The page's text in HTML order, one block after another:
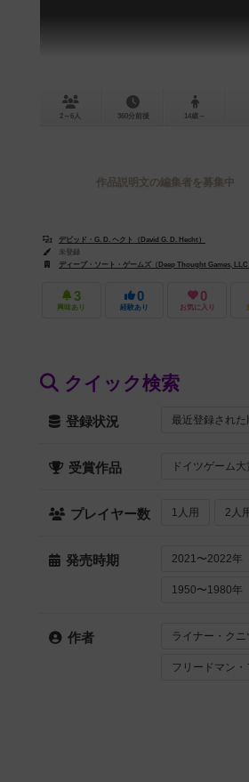
2～6人 360分前後 14歳～
作品説明文の編集者を募集中
デビッド・G. D. ヘクト（David G. D. Hecht）
未登録
ディープ・ソート・ゲームズ（Deep Thought Games, LLC
3
興味あり
0
経験あり
0
お気に入り
クイック検索
登録状況 最近登録された
受賞作品 ドイツゲーム大
プレイヤー数 1人用 2人
発売時期 2021〜2022年
1950〜1980年
作者 ライナー・クニ
フリードマン